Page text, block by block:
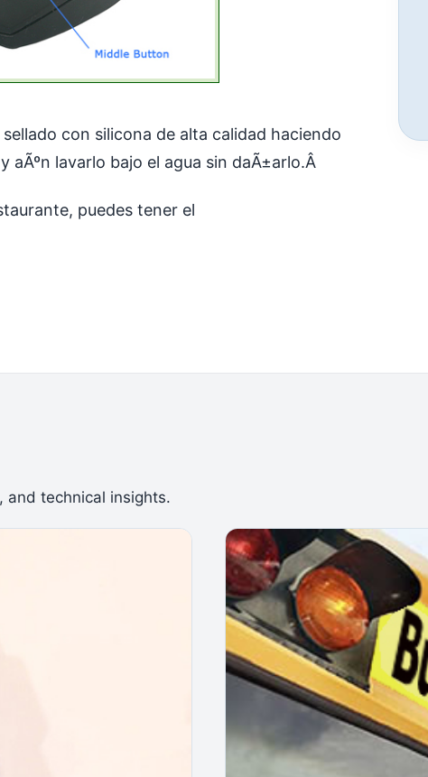
sellado con silicona de alta calidad haciendo
lavarlo bajo el agua sin daÃ±arlo.Â
puedes tener el
and technical insights.